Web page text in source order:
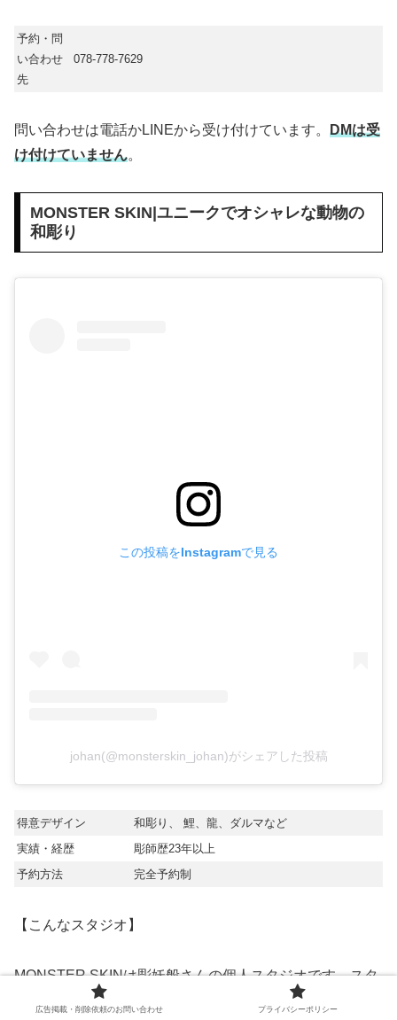
予約・問
い合わせ
先
078-778-7629
問い合わせは電話かLINEから受け付けています。 DMは受
け付けていません。
MONSTER SKIN|ユニークでオシャレな動物の
和彫り
この投稿をInstagramで見る
johan(@monsterskin_johan)がシェアした投稿
得意デザイン
和彫り、 鯉、龍、ダルマなど
実績・経歴
彫師歴23年以上
予約方法
完全予約制
【こんなスタジオ】
MONSTER SKINは彫妖般さんの個人スタジオです。スタ
ジオ内はシャンデリアがあり、黒と赤、白で統一されたオ
広告掲載・削除依頼のお問い合わせ プライバシーポリシー